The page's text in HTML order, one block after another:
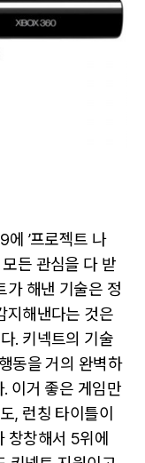
’프로젝트 나
든 관심을 다 받
가 해낸 기술은 정
지해낸다는 것은
. 키넥트의 기술
동을 거의 완벽하
이거 좋은 게임만
, 런칭 타이틀이
창창해서 5위에